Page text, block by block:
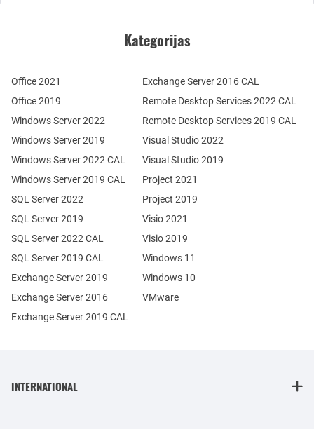
Kategorijas
Office 2021
Office 2019
Windows Server 2022
Windows Server 2019
Exchange Server 2019
Exchange Server 2016
SQL Server 2022
SQL Server 2019
Windows Server 2022 CAL
Windows Server 2019 CAL
SQL Server 2022 CAL
SQL Server 2019 CAL
Remote Desktop Services 2022 CAL
Remote Desktop Services 2019 CAL
Exchange Server 2019 CAL
Exchange Server 2016 CAL
Visual Studio 2022
Visual Studio 2019
Project 2021
Project 2019
Visio 2021
Visio 2019
Windows 11
Windows 10
VMware
INTERNATIONAL